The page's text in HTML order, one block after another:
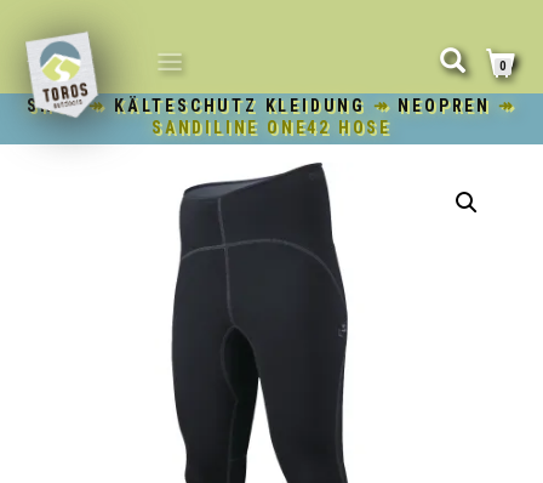
NAVIGATION
UMSCHALTEN
0
SHOP↠ KÄLTESCHUTZ KLEIDUNG ↠ NEOPREN ↠
SANDILINE ONE42 HOSE